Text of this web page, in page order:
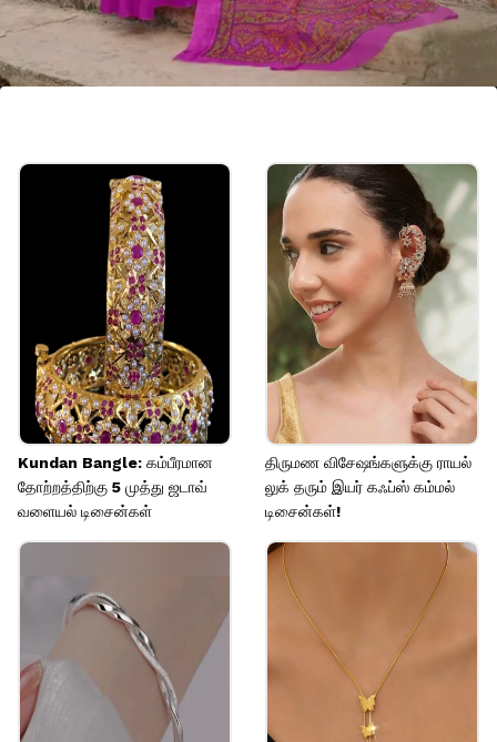
எடைக் குறைவாகவும், காற்றில் மிதப்பது
போன்ற உணர்வையும் தருபவை
ஷிஃப்பான் புடவைகள். நாள் முழுவதும்
அசௌகரியம் இல்லாமல் சுறுசுறுப்பாக
வைத்திருக்க உதவும்.
Image credits: Pinterest
Kundan Bangle: கம்பீரமான
தோற்றத்திற்கு 5 முத்து ஜடாவ்
வளையல் டிசைன்கள்
திருமண விசேஷங்களுக்கு ராயல்
லுக் தரும் இயர் கஃப்ஸ் கம்மல்
டிசைன்கள்!